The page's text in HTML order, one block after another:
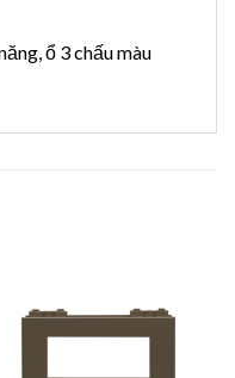
ổ 3 chấu màu